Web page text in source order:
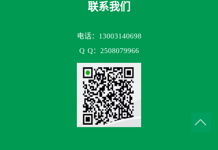
联系我们
电话：13003140698
Q Q：2508079966